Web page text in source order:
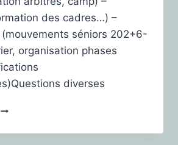
des cadres…) –
séniors 202+6-
organisation phases
diverses